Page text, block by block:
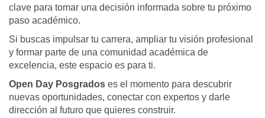
clave para tomar una decisión informada sobre tu próximo
paso académico.
Si buscas impulsar tu carrera, ampliar tu visión profesional
y formar parte de una comunidad académica de
excelencia, este espacio es para ti.
Open Day Posgrados es el momento para descubrir
nuevas oportunidades, conectar con expertos y darle
dirección al futuro que quieres construir.